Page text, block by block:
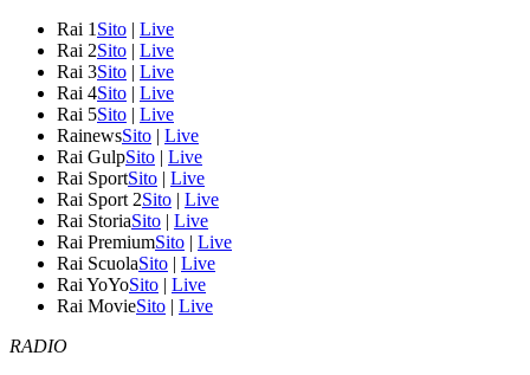
Rai 1 Sito | Live
Rai 2Sito | Live
Rai 3Sito | Live
Rai 4Sito | Live
Rai 5Sito | Live
RainewsSito | Live
Rai GulpSito | Live
Rai SportSito | Live
Rai Sport 2Sito | Live
Rai StoriaSito | Live
Rai PremiumSito | Live
Rai ScuolaSito | Live
Rai YoYoSito | Live
Rai MovieSito | Live
RADIO